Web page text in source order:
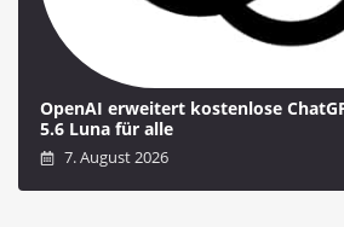
OpenAI erweitert kostenlose
5.6 Luna für alle
7. August 2026